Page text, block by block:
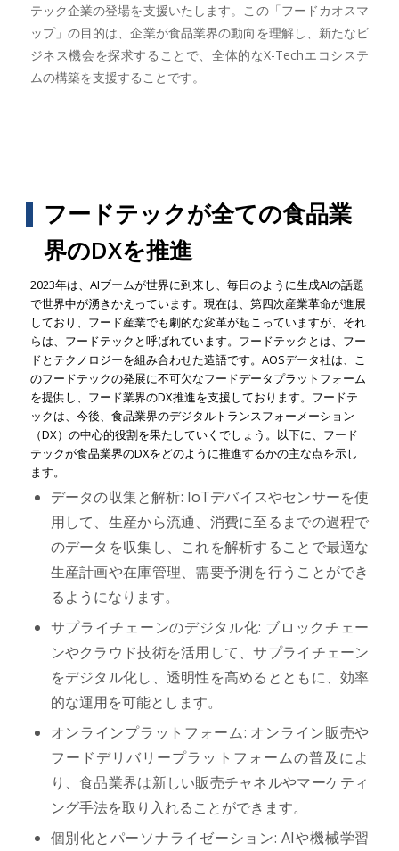
テック企業の登場を支援いたします。この「フードカオスマ
ップ」の目的は、企業が食品業界の動向を理解し、新たなビ
ジネス機会を探求することで、全体的なX-Techエコシステ
ムの構築を支援することです。
フードテックが全ての食品業
界のDXを推進
2023年は、AIブームが世界に到来し、毎日のように生成AIの話題
で世界中が湧きかえっています。現在は、第四次産業革命が進展
しており、フード産業でも劇的な変革が起こっていますが、それ
らは、フードテックと呼ばれています。フードテックとは、フー
ドとテクノロジーを組み合わせた造語です。AOSデータ社は、こ
のフードテックの発展に不可欠なフードデータプラットフォーム
を提供し、フード業界のDX推進を支援しております。フードテ
ックは、今後、食品業界のデジタルトランスフォーメーション
（DX）の中心的役割を果たしていくでしょう。以下に、フード
テックが食品業界のDXをどのように推進するかの主な点を示し
ます。
データの収集と解析: IoTデバイスやセンサーを使
用して、生産から流通、消費に至るまでの過程で
のデータを収集し、これを解析することで最適な
生産計画や在庫管理、需要予測を行うことができ
るようになります。
サプライチェーンのデジタル化: ブロックチェー
ンやクラウド技術を活用して、サプライチェーン
をデジタル化し、透明性を高めるとともに、効率
的な運用を可能とします。
オンラインプラットフォーム: オンライン販売や
フードデリバリープラットフォームの普及によ
り、食品業界は新しい販売チャネルやマーケティ
ング手法を取り入れることができます。
個別化とパーソナライゼーション: AIや機械学習